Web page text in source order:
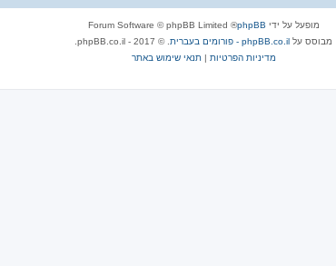
מופעל על ידי phpBB
® Forum Software © phpBB Limited
מבוסס על phpBB.co.il - פורומים בעברית
. © 2017 - phpBB.co.il.
מדיניות הפרטיות |תנאי שימוש באתר